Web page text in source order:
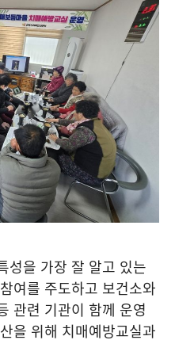
성을 가장 잘 알고 있는
여를 주도하고 보건소와
관련 기관이 함께 운영
을 위해 치매예방교실과